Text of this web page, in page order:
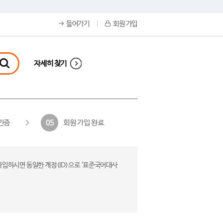
들어가기 회원 가입
자세히 찾기
증 05 회원 가입 완료
하시면 동일한 계정(ID)으로 ‘표준국어대사